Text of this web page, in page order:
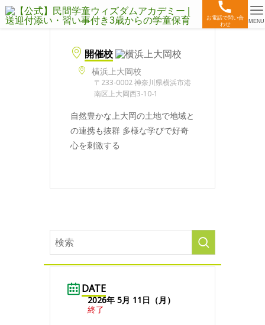
お電話で問い合
わせ
MENU
開催校
横浜上大岡校
〒233-0002 神奈川県横浜市港
南区上大岡西3-10-1
自然豊かな上大岡の土地で地域と
の連携も抜群 多様な学びで好奇
心を刺激する
DATE
2026年 5月 11日（月）
終了